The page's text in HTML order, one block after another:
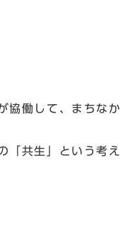
協働して、まちなか
「共生」という考え